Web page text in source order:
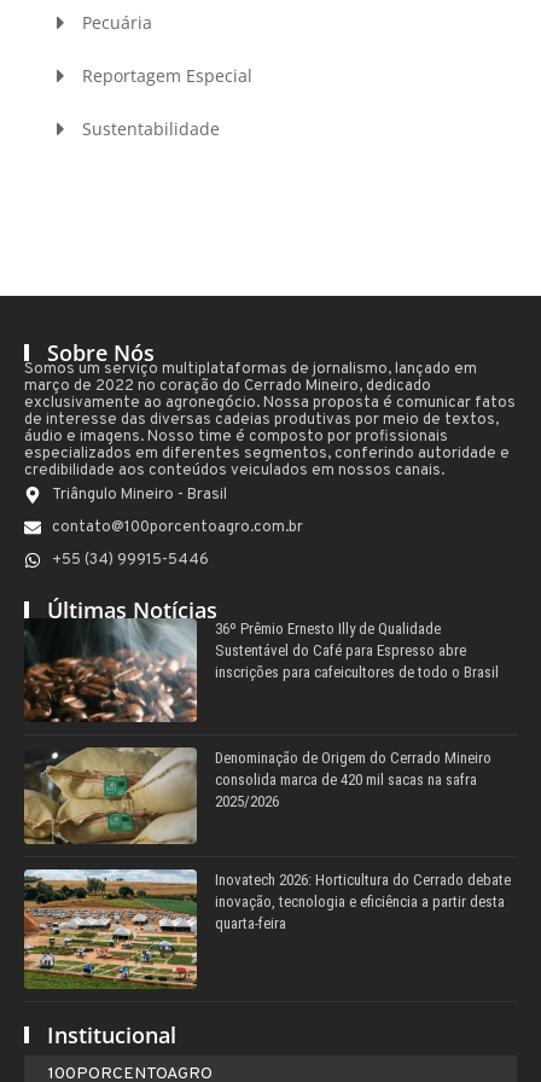
Pecuária
Reportagem Especial
Sustentabilidade
Sobre Nós
Somos um serviço multiplataformas de jornalismo, lançado em
março de 2022 no coração do Cerrado Mineiro, dedicado
exclusivamente ao agronegócio. Nossa proposta é comunicar fatos
de interesse das diversas cadeias produtivas por meio de textos,
áudio e imagens. Nosso time é composto por profissionais
especializados em diferentes segmentos, conferindo autoridade e
credibilidade aos conteúdos veiculados em nossos canais.
Triângulo Mineiro - Brasil
contato@100porcentoagro.com.br
+55 (34) 99915-5446
Últimas Notícias
36º Prêmio Ernesto Illy de Qualidade
Sustentável do Café para Espresso abre
inscrições para cafeicultores de todo o Brasil
Denominação de Origem do Cerrado Mineiro
consolida marca de 420 mil sacas na safra
2025/2026
Inovatech 2026: Horticultura do Cerrado debate
inovação, tecnologia e eficiência a partir desta
quarta-feira
Institucional
100PORCENTOAGRO